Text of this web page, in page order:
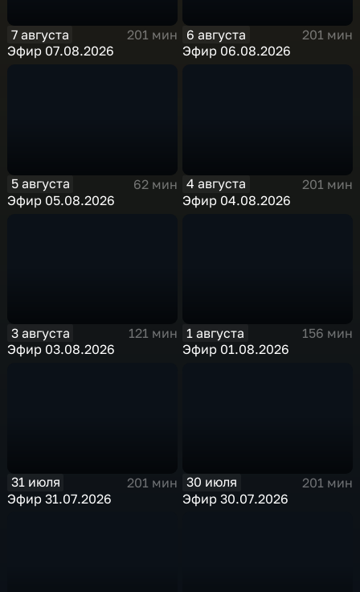
7 августа
201 мин
Эфир 07.08.2026
6 августа
201 мин
Эфир 06.08.2026
5 августа
62 мин
Эфир 05.08.2026
4 августа
201 мин
Эфир 04.08.2026
3 августа
121 мин
Эфир 03.08.2026
1 августа
156 мин
Эфир 01.08.2026
31 июля
201 мин
Эфир 31.07.2026
30 июля
201 мин
Эфир 30.07.2026